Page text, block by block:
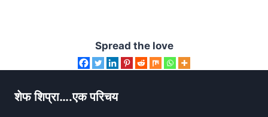
Spread the love
शेफ शिप्रा….एक परिचय